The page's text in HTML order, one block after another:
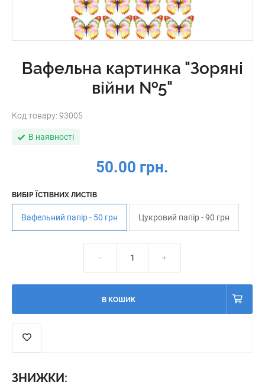
Вафельна картинка "Зоряні
війни №5"
Код товару: 93005
В наявності
50.00 грн.
ВИБІР ЇСТІВНИХ ЛИСТІВ
Вафельний папір - 50 грн Цукровий папір - 90 грн
В КОШИК
ЗНИЖКИ: